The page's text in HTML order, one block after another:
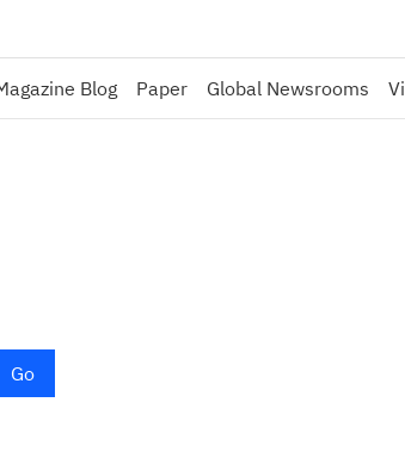
Blog Paper Global Newsrooms
Go